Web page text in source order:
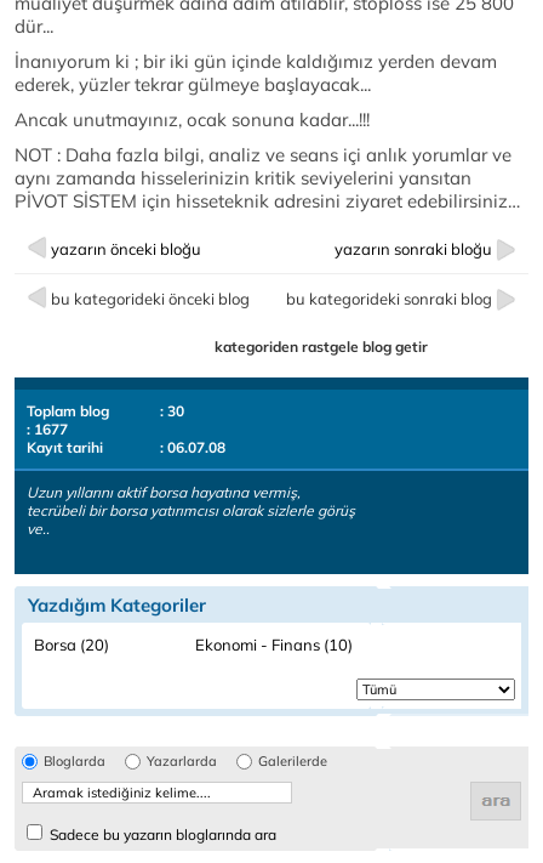
dür...
İnanıyorum ki ; bir iki gün içinde kaldığımız yerden devam
ederek, yüzler tekrar gülmeye başlayacak...
Ancak unutmayınız, ocak sonuna kadar...!!!
NOT : Daha fazla bilgi, analiz ve seans içi anlık yorumlar ve
aynı zamanda hisselerinizin kritik seviyelerini yansıtan
PİVOT SİSTEM için hisseteknik adresini ziyaret edebilirsiniz…
yazarın önceki bloğu yazarın sonraki bloğu
bu kategorideki önceki blog bu kategorideki sonraki blog
kategoriden rastgele blog getir
Toplam blog
: 30
: 1677
Kayıt tarihi
: 06.07.08
Uzun yıllarını aktif borsa hayatına vermiş,
tecrübeli bir borsa yatırımcısı olarak sizlerle görüş
ve..
Yazdığım Kategoriler
Borsa (20) Ekonomi - Finans (10)
Bloglarda Yazarlarda Galerilerde
Sadece bu yazarın bloglarında ara